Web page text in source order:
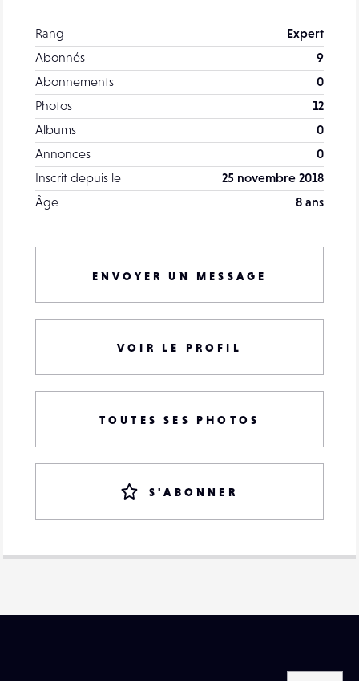
Rang
Expert
Abonnés
9
Abonnements
0
Photos
12
Albums
0
Annonces
0
Inscrit depuis le
25 novembre 2018
Âge
8 ans
ENVOYER UN MESSAGE
VOIR LE PROFIL
TOUTES SES PHOTOS
S'ABONNER